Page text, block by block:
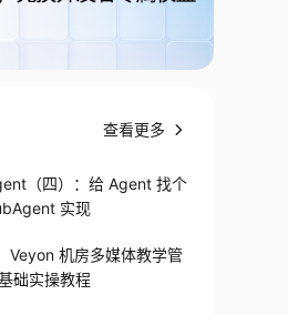
查看更多
（四）：给 Agent 找个
实现
Veyon 机房多媒体教学管
础实操教程